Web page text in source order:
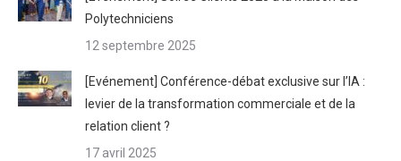
Polytechniciens
12 septembre 2025
[Evénement] Conférence-débat exclusive sur l’IA :
levier de la transformation commerciale et de la
relation client ?
17 avril 2025